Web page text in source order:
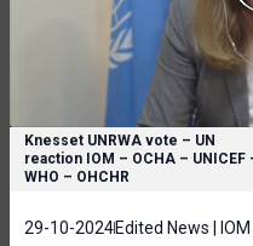
Knesset UNRWA vote – UN
reaction IOM – OCHA – UNICEF
WHO – OHCHR
29-10-2024Edited News | IOM